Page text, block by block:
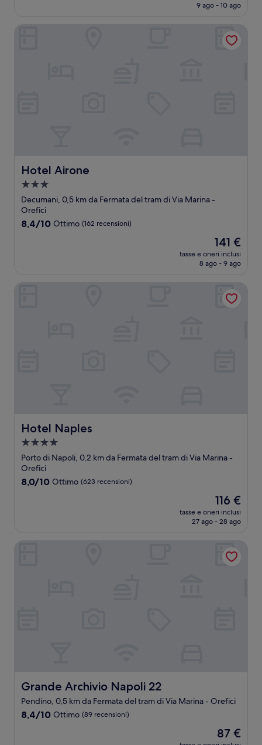
attuale
117 €
9 ago - 10 ago
Hotel Airone
Hotel Airone
Struttura
a
3.0
stelle
Decumani, 0,5 km da Fermata del tram di Via Marina -
Orefici
8.4
8,4/10 Ottimo (162 recensioni)
Il
prezzo
attuale
141 €
141 €
tasse e oneri inclusi
8 ago - 9 ago
Hotel Naples
Hotel Naples
Struttura
a
4.0
stelle
Porto di Napoli, 0,2 km da Fermata del tram di Via Marina -
Orefici
8.0
8,0/10 Ottimo (623 recensioni)
Il
prezzo
attuale
116 €
116 €
tasse e oneri inclusi
27 ago - 28 ago
Grande Archivio Napoli 22
Grande Archivio Napoli 22
Pendino, 0,5 km da Fermata del tram di Via Marina - Orefici
8.4
8,4/10 Ottimo (89 recensioni)
Il
prezzo
87 €